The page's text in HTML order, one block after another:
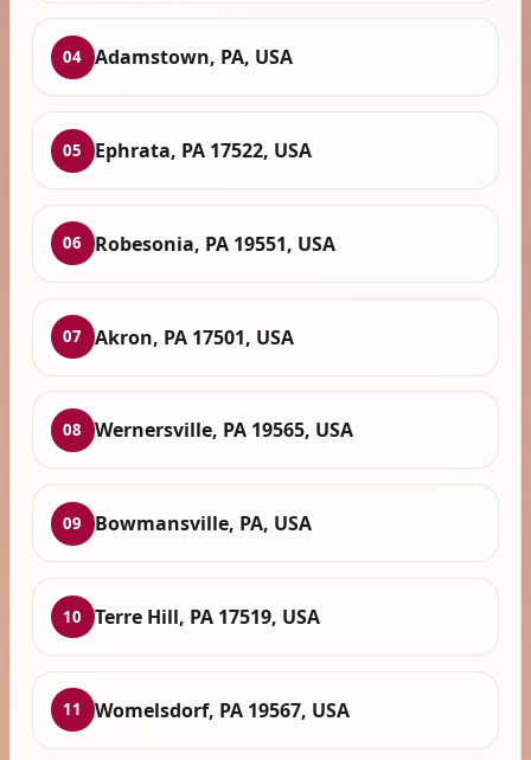
04 Adamstown, PA, USA
05 Ephrata, PA 17522, USA
06 Robesonia, PA 19551, USA
07 Akron, PA 17501, USA
08 Wernersville, PA 19565, USA
09 Bowmansville, PA, USA
10 Terre Hill, PA 17519, USA
11 Womelsdorf, PA 19567, USA